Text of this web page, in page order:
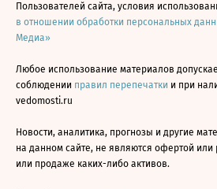
Пользователей сайта, условия
в отношении обработки персональных
Медиа»
Любое использование материалов
соблюдении правил перепечатки и при
vedomosti.ru
Новости, аналитика, прогнозы и другие
на данном сайте, не являются офертой или
или продаже каких-либо активов.